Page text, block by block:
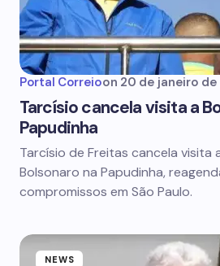
Portal Correioon 20 de janeiro de
Tarcísio cancela visita a
Papudinha
Tarcísio de Freitas cancela visita
Bolsonaro na Papudinha,
compromissos em São Paulo.
NEWS